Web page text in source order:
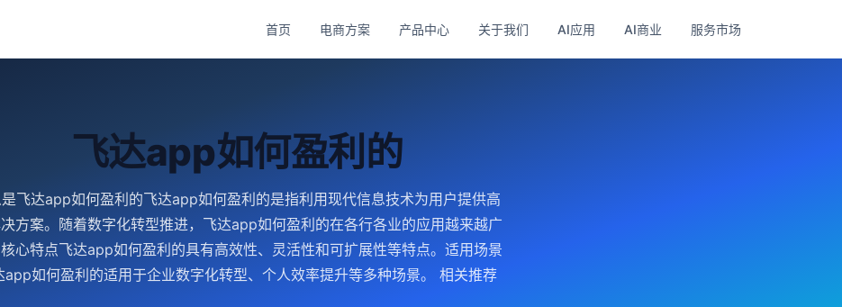
首页 电商方案 产品中心 关于我们 AI应用 AI商业 服务市场
飞达app如何盈利的
飞达app如何盈利的飞达app如何盈利的是指利用现代信息技术为用户提供高
方案。随着数字化转型推进，飞达app如何盈利的在各行各业的应用越来越广
心特点飞达app如何盈利的具有高效性、灵活性和可扩展性等特点。适用场景
app如何盈利的适用于企业数字化转型、个人效率提升等多种场景。 相关推荐